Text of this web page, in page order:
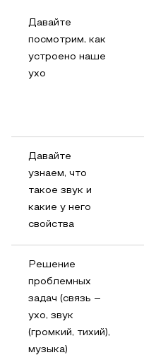
Давайте
посмотрим, как
устроено наше
ухо
Давайте
узнаем, что
такое звук и
какие у него
свойства
Решение
проблемных
задач (связь –
ухо, звук
(громкий, тихий),
музыка)